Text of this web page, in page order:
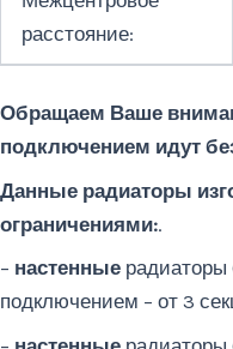
расстояние:
Обращаем Ваше
подключением идут
Данные радиаторы
ограничениями:.
– настенные радиаторы
подключением – от 3